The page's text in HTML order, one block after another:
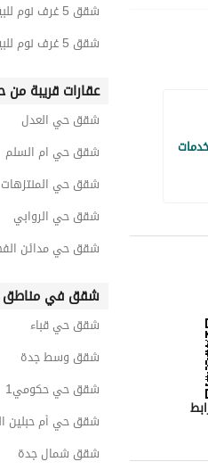
شقق 5 غرف نوم للبيع في جنوب جدة
شقق 5 غرف نوم للبيع في الأمير عبدالمجيد
عقارات قريبة من
شقق حي العدل
شقق حي ام السلم
شقق حي المنتزهات
شقق حي الروابي
شقق حي مدائن
شقق في مناطق
شقق حي قباء
شقق وسط جدة
شقق حي حكومي1
شقق حي أم حبلين
شقق شمال جدة